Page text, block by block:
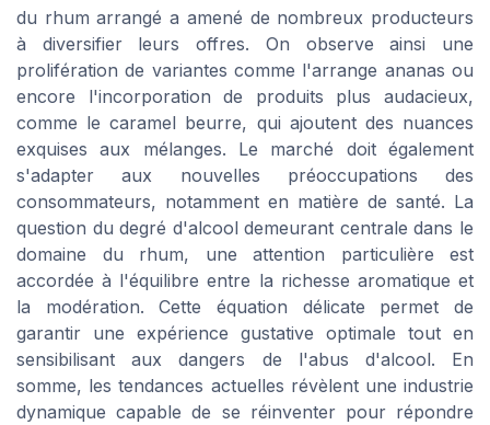
du rhum arrangé a amené de nombreux producteurs
à diversifier leurs offres. On observe ainsi une
prolifération de variantes comme l'arrange ananas ou
encore l'incorporation de produits plus audacieux,
comme le caramel beurre, qui ajoutent des nuances
exquises aux mélanges. Le marché doit également
s'adapter aux nouvelles préoccupations des
consommateurs, notamment en matière de santé. La
question du degré d'alcool demeurant centrale dans le
domaine du rhum, une attention particulière est
accordée à l'équilibre entre la richesse aromatique et
la modération. Cette équation délicate permet de
garantir une expérience gustative optimale tout en
sensibilisant aux dangers de l'abus d'alcool. En
somme, les tendances actuelles révèlent une industrie
dynamique capable de se réinventer pour répondre